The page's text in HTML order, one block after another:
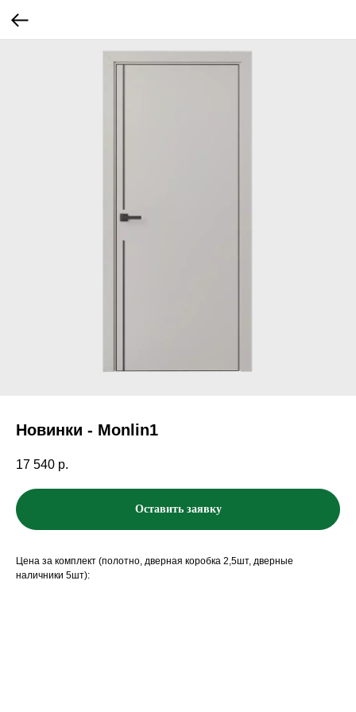
Новинки - Monlin1
17 540 р.
Оставить заявку
Цена за комплект (полотно, дверная коробка 2,5шт, дверные
наличники 5шт):